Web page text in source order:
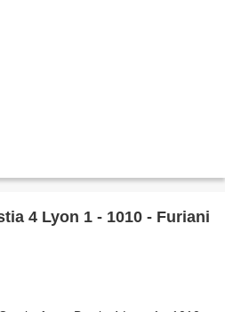
4 Lyon 1 - 1010 - Furiani